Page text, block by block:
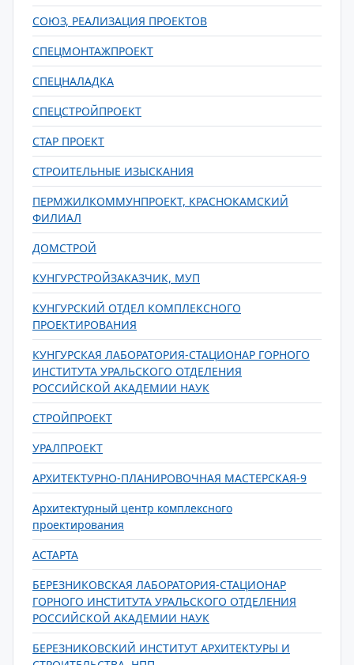
СОЮЗ, РЕАЛИЗАЦИЯ ПРОЕКТОВ
СПЕЦМОНТАЖПРОЕКТ
СПЕЦНАЛАДКА
СПЕЦСТРОЙПРОЕКТ
СТАР ПРОЕКТ
СТРОИТЕЛЬНЫЕ ИЗЫСКАНИЯ
ПЕРМЖИЛКОММУНПРОЕКТ, КРАСНОКАМСКИЙ
ФИЛИАЛ
ДОМСТРОЙ
КУНГУРСТРОЙЗАКАЗЧИК, МУП
КУНГУРСКИЙ ОТДЕЛ КОМПЛЕКСНОГО
ПРОЕКТИРОВАНИЯ
КУНГУРСКАЯ ЛАБОРАТОРИЯ-СТАЦИОНАР ГОРНОГО
ИНСТИТУТА УРАЛЬСКОГО ОТДЕЛЕНИЯ
РОССИЙСКОЙ АКАДЕМИИ НАУК
СТРОЙПРОЕКТ
УРАЛПРОЕКТ
АРХИТЕКТУРНО-ПЛАНИРОВОЧНАЯ МАСТЕРСКАЯ-9
Архитектурный центр комплексного
проектирования
АСТАРТА
БЕРЕЗНИКОВСКАЯ ЛАБОРАТОРИЯ-СТАЦИОНАР
ГОРНОГО ИНСТИТУТА УРАЛЬСКОГО ОТДЕЛЕНИЯ
РОССИЙСКОЙ АКАДЕМИИ НАУК
БЕРЕЗНИКОВСКИЙ ИНСТИТУТ АРХИТЕКТУРЫ И